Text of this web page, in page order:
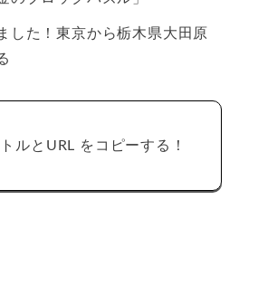
した！東京から栃木県大田原
ルとURL をコピーする！